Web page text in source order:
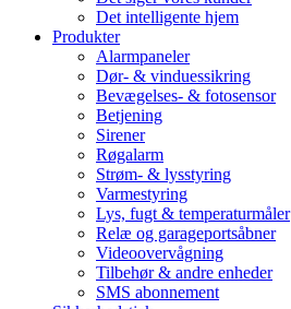
Det intelligente hjem
Produkter
Alarmpaneler
Dør- & vinduessikring
Bevægelses- & fotosensor
Betjening
Sirener
Røgalarm
Strøm- & lysstyring
Varmestyring
Lys, fugt & temperaturmåler
Relæ og garageportsåbner
Videoovervågning
Tilbehør & andre enheder
SMS abonnement